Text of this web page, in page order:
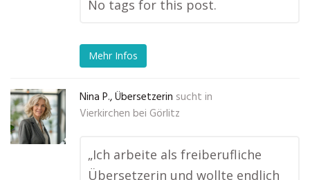
No tags for this post.
Mehr Infos
Nina P., Übersetzerin sucht in
Vierkirchen bei Görlitz
„Ich arbeite als freiberufliche
Übersetzerin und wollte endlich